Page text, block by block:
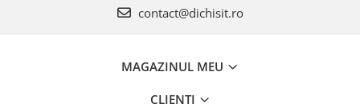
contact@dichisit.ro
MAGAZINUL MEU
CLIENTI